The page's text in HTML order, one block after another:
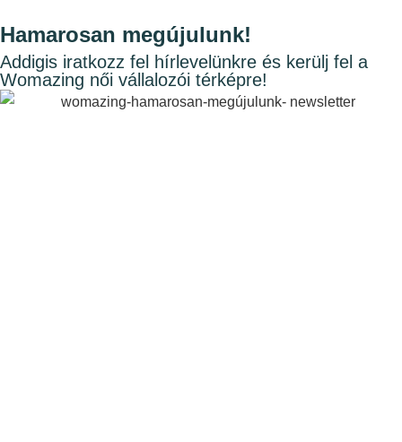
Hamarosan megújulunk!
Addigis iratkozz fel hírlevelünkre és kerülj fel a
Womazing női vállalozói térképre!